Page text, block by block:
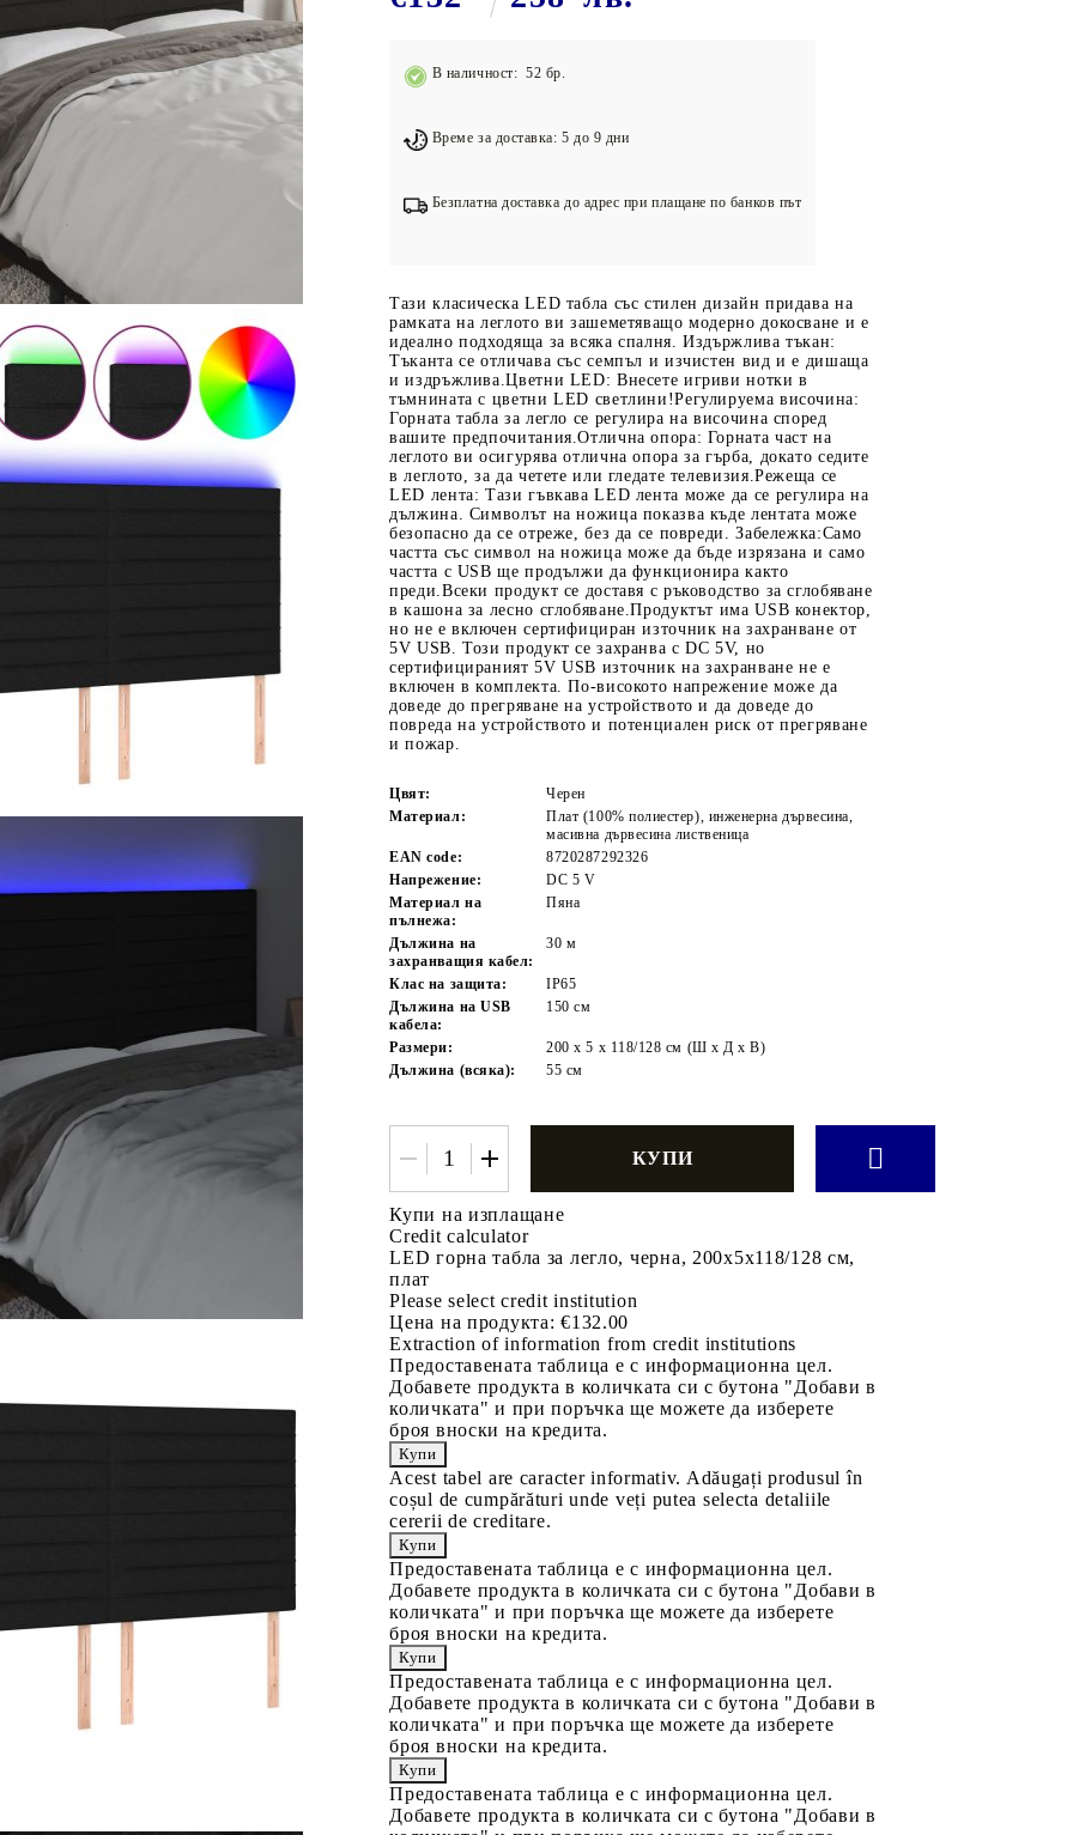
Подложки за фитнес уреди
Лостове за набиране
Силови кули
Йога и пилатес
В наличност: 52 бр.
Време за доставка: 5 до 9 дни
Безплатна доставка до адрес при плащане по банков път
Тази класическа LED табла със стилен дизайн придава на
рамката на леглото ви зашеметяващо модерно докосване и е
идеално подходяща за всяка спалня. Издържлива тъкан:
Тъканта се отличава със семпъл и изчистен вид и е дишаща
и издръжлива.Цветни LED: Внесете игриви нотки в
тъмнината с цветни LED светлини!Регулируема височина:
Горната табла за легло се регулира на височина според
вашите предпочитания.Отлична опора: Горната част на
леглото ви осигурява отлична опора за гърба, докато седите
в леглото, за да четете или гледате телевизия.Режеща се
LED лента: Тази гъвкава LED лента може да се регулира на
дължина. Символът на ножица показва къде лентата може
безопасно да се отреже, без да се повреди. Забележка:Само
частта със символ на ножица може да бъде изрязана и само
частта с USB ще продължи да функционира както
преди.Всеки продукт се доставя с ръководство за сглобяване
в кашона за лесно сглобяване.Продуктът има USB конектор,
но не е включен сертифициран източник на захранване от
5V USB. Този продукт се захранва с DC 5V, но
сертифицираният 5V USB източник на захранване не е
включен в комплекта. По-високото напрежение може да
доведе до прегряване на устройството и да доведе до
повреда на устройството и потенциален риск от прегряване
и пожар.
Цвят:
Черен
Материал:
Плат (100% полиестер), инженерна дървесина,
масивна дървесина лиственица
EAN code:
8720287292326
Напрежение:
DC 5 V
Материал на
пълнежа:
Пяна
Дължина на
захранващия кабел:
30 м
Клас на защита:
IP65
Дължина на USB
кабела:
150 см
Pазмери:
200 x 5 x 118/128 см (Ш x Д x В)
Дължина (всяка):
55 см
Купи на изплащане
Credit calculator
LED горна табла за легло, черна, 200x5x118/128 см,
плат
Please select credit institution
Цена на продукта: €132.00
Extraction of information from credit institutions
Предоставената таблица е с информационна цел.
Добавете продукта в количката си с бутона "Добави в
количката" и при поръчка ще можете да изберете
броя вноски на кредита.
Acest tabel are caracter informativ. Adăugați produsul în
coșul de cumpărături unde veți putea selecta detaliile
cererii de creditare.
Предоставената таблица е с информационна цел.
Добавете продукта в количката си с бутона "Добави в
количката" и при поръчка ще можете да изберете
броя вноски на кредита.
Предоставената таблица е с информационна цел.
Добавете продукта в количката си с бутона "Добави в
количката" и при поръчка ще можете да изберете
броя вноски на кредита.
Предоставената таблица е с информационна цел.
Добавете продукта в количката си с бутона "Добави в